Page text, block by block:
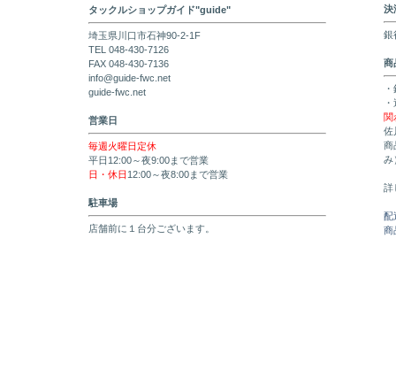
タックルショップガイド"guide"
埼玉県川口市石神90-2-1F
TEL 048-430-7126
FAX 048-430-7136
info@guide-fwc.net
guide-fwc.net
営業日
毎週火曜日定休
平日12:00～夜9:00まで営業
日・休日 12:00～夜8:00まで営業
駐車場
店舗前に１台分ございます。
決
銀
商
関
佐
商
み
詳
配
商